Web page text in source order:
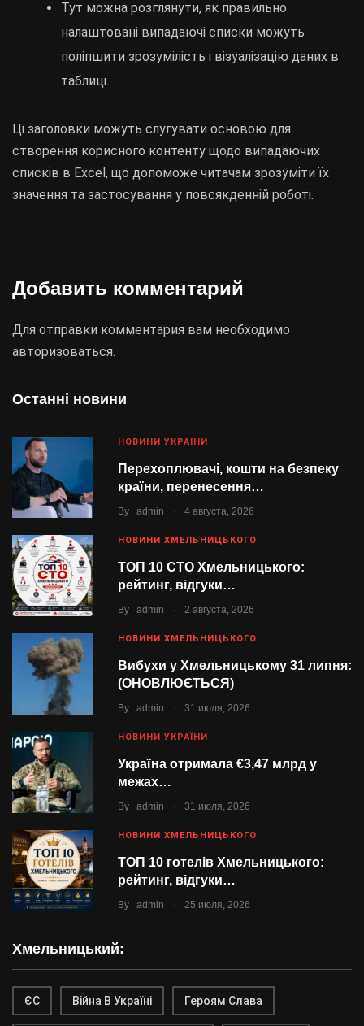
Останні новини
НОВИНИ УКРАЇНИ
Перехоплювачі, кошти на безпеку
країни, перенесення…
By admin . 4 августа, 2026
НОВИНИ ХМЕЛЬНИЦЬКОГО
ТОП 10 СТО Хмельницького:
рейтинг, відгуки…
By admin . 2 августа, 2026
НОВИНИ ХМЕЛЬНИЦЬКОГО
Вибухи у Хмельницькому 31 липня:
(ОНОВЛЮЄТЬСЯ)
By admin . 31 июля, 2026
НОВИНИ УКРАЇНИ
Україна отримала €3,47 млрд у
межах…
By admin . 31 июля, 2026
НОВИНИ ХМЕЛЬНИЦЬКОГО
ТОП 10 готелів Хмельницького:
рейтинг, відгуки…
By admin . 25 июля, 2026
Хмельницький:
ЄС Війна В Україні Героям Слава
Тут можна розглянути, як правильно
налаштовані випадаючі списки можуть
поліпшити зрозумілість і візуалізацію даних в
таблиці.
Ці заголовки можуть слугувати основою для
створення корисного контенту щодо випадаючих
списків в Excel, що допоможе читачам зрозуміти їх
значення та застосування у повсякденній роботі.
Добавить комментарий
Для отправки комментария вам необходимо
авторизоваться.